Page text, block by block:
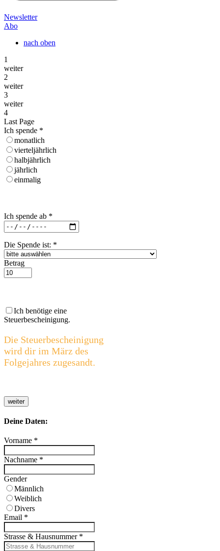
Newsletter
Abo
nach oben
1
weiter
2
weiter
3
weiter
4
Last Page
Ich spende *
monatlich
vierteljährlich
halbjährlich
jährlich
einmalig
Ich spende ab *
Die Spende ist: *
Betrag
Ich benötige eine
Steuerbescheinigung.
Die Steuerbescheinigung
wird dir im März des
Folgejahres zugesandt.
weiter
Deine Daten:
Vorname *
Nachname *
Gender
Männlich
Weiblich
Divers
Email *
Strasse & Hausnummer *